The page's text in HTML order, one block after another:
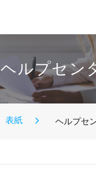
ヘルプセン
表紙 ヘルプセ